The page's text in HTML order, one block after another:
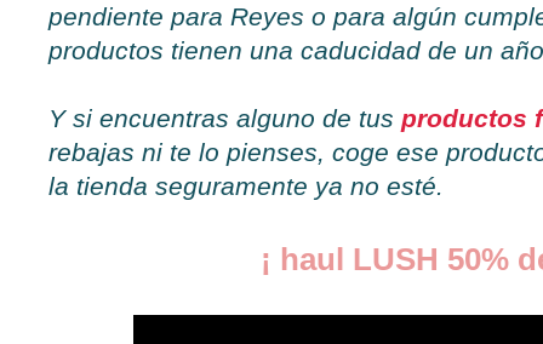
pendiente para Reyes o para algún
productos tienen una caducidad de un
Y si encuentras alguno de tus productos
rebajas ni te lo pienses, coge ese
la tienda seguramente ya no esté.
¡ haul LUSH 50%